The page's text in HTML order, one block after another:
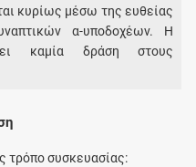
κυρίως μέσω της ευθείας
α-υποδοχέων. Η
καμία δράση στους
τρόπο συσκευασίας: